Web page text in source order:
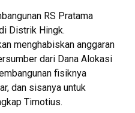
RS Pratama
Distrik Hingk.
menghabiskan anggaran
dari Dana Alokasi
fisiknya
dan sisanya untuk
Timotius.